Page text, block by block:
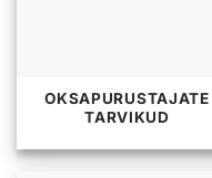
OKSAPURUSTAJATE
TARVIKUD